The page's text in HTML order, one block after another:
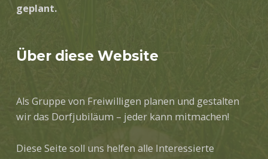
geplant.
Über diese Website
Als Gruppe von Freiwilligen planen und gestalten
wir das Dorfjubiläum – jeder kann mitmachen!
Diese Seite soll uns helfen alle Interessierte